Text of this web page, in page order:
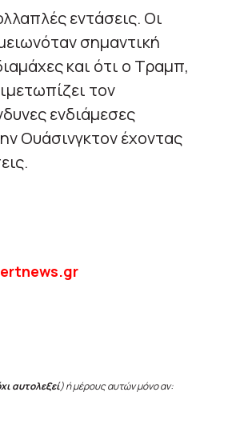
εντάσεις. Οι
σημαντική
και ότι ο Τραμπ,
τον
ενδιάμεσες
Ουάσινγκτον έχοντας
ertnews.gr
αυτολεξεί) ή μέρους αυτών μόνο αν: